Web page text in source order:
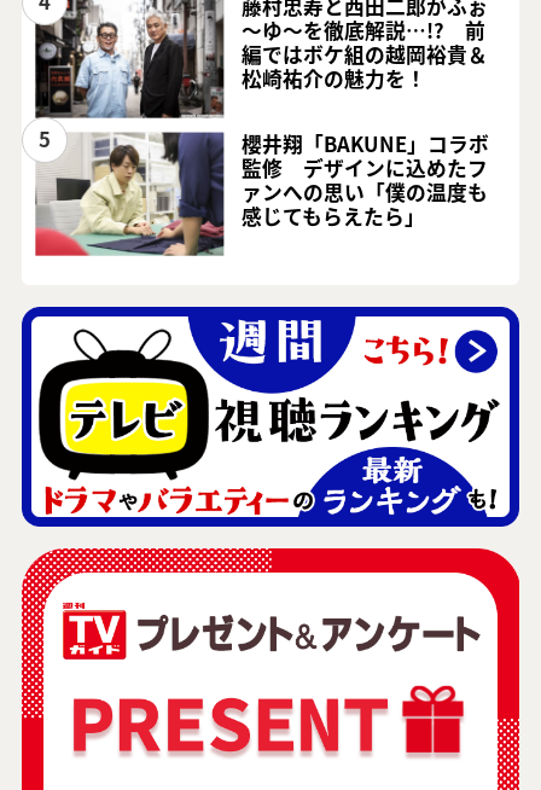
～ゆ～を徹底解説…!? 前
編ではボケ組の越岡裕貴＆
松崎祐介の魅力を！
5
櫻井翔「BAKUNE」コラボ
監修 デザインに込めたフ
ァンへの思い「僕の温度も
感じてもらえたら」